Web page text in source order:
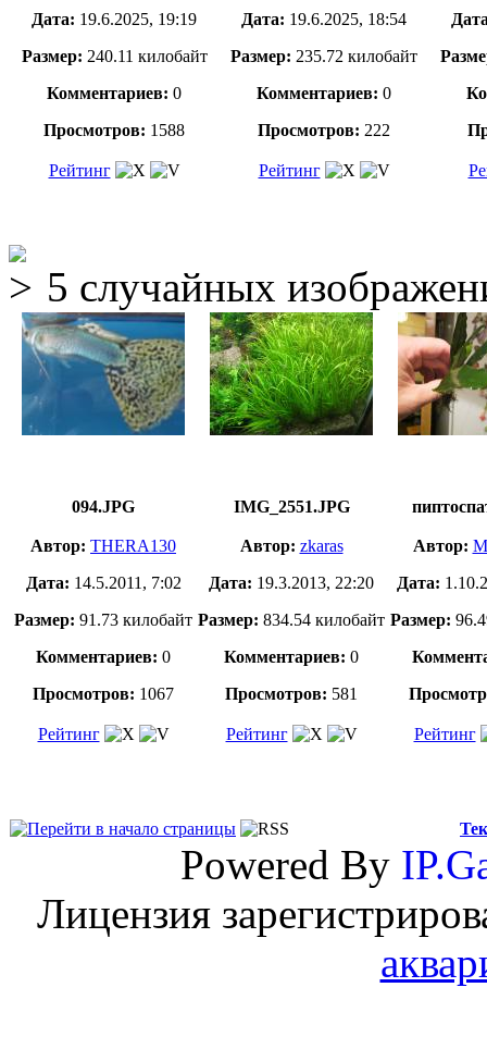
Дата: 19.6.2025, 19:19
Размер: 240.11 килобайт
Комментариев: 0
Просмотров: 1588
Рейтинг
Дата: 19.6.2025, 18:54
Размер: 235.72 килобайт
Комментариев: 0
Просмотров: 222
Рейтинг
5 случайных
094.JPG
Автор: THERA130
Дата: 14.5.2011, 7:02
Размер: 91.73 килобайт
Комментариев: 0
Просмотров: 1067
Рейтинг
IMG_2551.JPG
Автор: zkaras
Дата: 19.3.2013, 22:20
Размер: 834.54 килобайт
Комментариев: 0
Просмотров: 581
Рейтинг
Автор:
Дата:
Размер:
Рейтинг
Powered By
Лицензия